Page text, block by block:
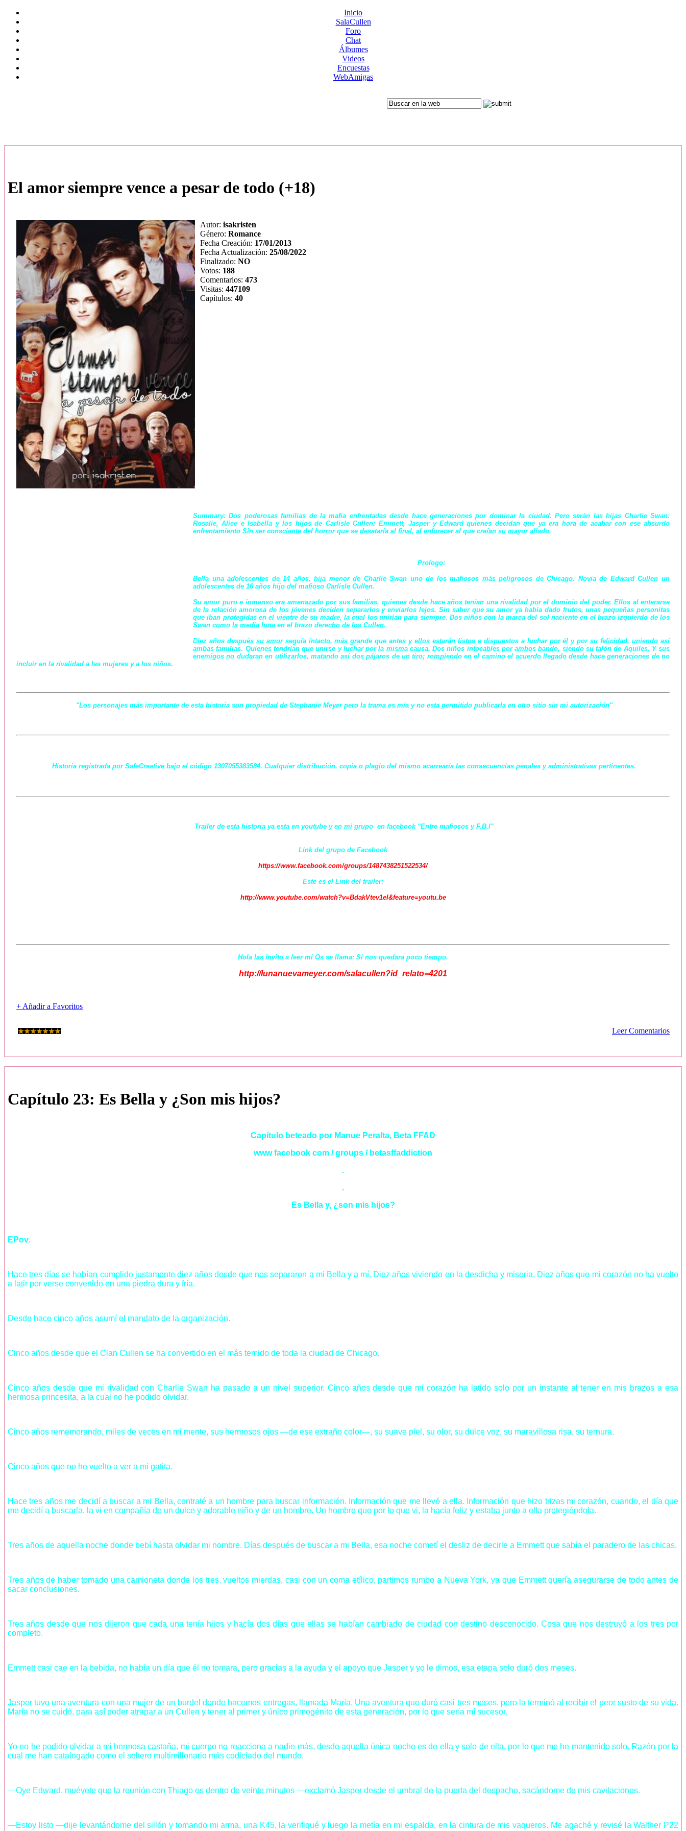
Inicio
SalaCullen
Foro
Chat
Álbumes
Videos
Encuestas
WebAmigas
El amor siempre vence a pesar de todo (+18)
Autor: isakristen
Género: Romance
Fecha Creación: 17/01/2013
Fecha Actualización: 25/08/2022
Finalizado: NO
Votos: 188
Comentarios: 473
Visitas: 447109
Capítulos: 40
Summary: Dos poderosas familias de la mafia enfrentadas desde hace generaciones por dominar la ciudad. Pero serán las hijas Charlie Swan:
Rosalie, Alice e Isabella y los hijos de Carlisle Cullen: Emmett, Jasper y Edward quienes decidan que ya era hora de acabar con ese absurdo
enfrentamiento Sin ser consciente del horror que se desataría al final, al enfurecer al que creían su mayor aliado.
Prologo:
Bella una adolescentes de 14 años, hija menor de Charlie Swan uno de los mafiosos más peligrosos de Chicago. Novia de Edward Cullen un
adolescentes de 16 años hijo del mafioso Carlisle Cullen.
Su amor puro e inmenso era amenazado por sus familias, quienes desde hace años tenían una rivalidad por el dominio del poder. Ellos al enterarse
de la relación amorosa de los jóvenes deciden separarlos y enviarlos lejos. Sin saber que su amor ya había dado frutos, unas pequeñas personitas
que iban protegidas en el vientre de su madre, la cual los unirían para siempre. Dos niños con la marca del sol naciente en el brazo izquierdo de los
Swan como la media luna en el brazo derecho de los Cullen.
Diez años después su amor seguía intacto, más grande que antes y ellos estarán listos e dispuestos a luchar por él y por su felicidad, uniendo así
ambas familias. Quienes tendrían que unirse y luchar por la misma causa. Dos niños intocables por ambos bando, siendo su talón de Aquiles. Y sus
enemigos no dudaran en utilizarlos, matando así dos pájaros de un tiro; rompiendo en el camino el acuerdo llegado desde hace generaciones de no
incluir en la rivalidad a las mujeres y a los niños.
"Los personajes más importante de esta historia son propiedad de Stephanie Meyer pero la trama es mía y no esta permitido publicarla en otro sitio sin mi autorización"
Historia registrada por SafeCreative bajo el código 1307055383584. Cualquier distribución, copia o plagio del mismo acarrearía las consecuencias penales y administrativas pertinentes.
Traíler de esta historia ya esta en youtube y en mi grupo en facebook "Entre mafiosos y F.B.I"
Link del grupo de Facebook
https://www.facebook.com/groups/1487438251522534/
Este es el Link del trailer:
http://www.youtube.com/watch?v=BdakVtev1eI&feature=youtu.be
Hola las invito a leer mi Os se llama: Si nos quedara poco tiempo.
http://lunanuevameyer.com/salacullen?id_relato=4201
+ Añadir a Favoritos
Leer Comentarios
Capítulo 23: Es Bella y ¿Son mis hijos?
Capítulo beteado por Manue Peralta, Beta FFAD
www facebook com / groups / betasffaddiction
.
.
Es Bella y, ¿son mis hijos?
EPov.
Hace tres días se habían cumplido justamente diez años desde que nos separaron a mi Bella y a mí. Diez años viviendo en la desdicha y miseria. Diez años que mi corazón no ha vuelto
a latir por verse convertido en una piedra dura y fría.
Desde hace cinco años asumí el mandato de la organización.
Cinco años desde que el Clan Cullen se ha convertido en el más temido de toda la ciudad de Chicago.
Cinco años desde que mi rivalidad con Charlie Swan ha pasado a un nivel superior. Cinco años desde que mi corazón ha latido solo por un instante al tener en mis brazos a esa
hermosa princesita, a la cual no he podido olvidar.
Cinco años rememorando, miles de veces en mi mente, sus hermosos ojos —de ese extraño color—, su suave piel, su olor, su dulce voz, su maravillosa risa, su ternura.
Cinco años que no he vuelto a ver a mi gatita.
Hace tres años me decidí a buscar a mi Bella, contraté a un hombre para buscar información. Información que me llevó a ella. Información que hizo trizas mi corazón, cuando, el día que
me decidí a buscarla, la vi en compañía de un dulce y adorable niño y de un hombre. Un hombre que por lo que vi, la hacía feliz y estaba junto a ella protegiéndola.
Tres años de aquella noche donde bebí hasta olvidar mi nombre. Días después de buscar a mi Bella, esa noche cometí el desliz de decirle a Emmett que sabía el paradero de las chicas.
Tres años de haber tomado una camioneta donde los tres, vueltos mierdas, casi con un coma etílico, partimos rumbo a Nueva York, ya que Emmett quería asegurarse de todo antes de
sacar conclusiones.
Tres años desde que nos dijeron que cada una tenía hijos y hacía dos días que ellas se habían cambiado de ciudad con destino desconocido. Cosa que nos destruyó a los tres por
completo.
Emmett casi cae en la bebida, no había un día que él no tomara, pero gracias a la ayuda y el apoyo que Jasper y yo le dimos, esa etapa solo duró dos meses.
Jasper tuvo una aventura con una mujer de un burdel donde hacemos entregas, llamada María. Una aventura que duró casi tres meses, pero la terminó al recibir el peor susto de su vida.
María no se cuidó, para así poder atrapar a un Cullen y tener al primer y único primogénito de esta generación, por lo que sería mí sucesor.
Yo no he podido olvidar a mi hermosa castaña, mi cuerpo no reacciona a nadie más, desde aquella única noche es de ella y solo de ella, por lo que me he mantenido solo. Razón por la
cual me han catalogado como el soltero multimillonario más codiciado del mundo.
—Oye Edward, muévete que la reunión con Thiago es dentro de veinte minutos —exclamó Jasper desde el umbral de la puerta del despacho, sacándome de mis cavilaciones.
—Estoy listo —dije levantándome del sillón y tomando mi arma, una K45, la verifiqué y luego la metía en mi espalda, en la cintura de mis vaqueros. Me agaché y revisé la Walther P22